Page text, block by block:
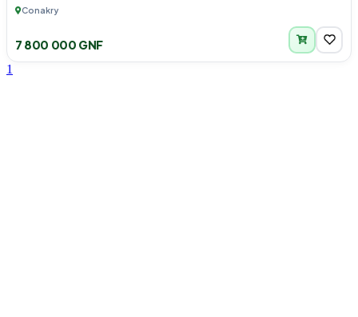
Conakry
7 800 000 GNF
1